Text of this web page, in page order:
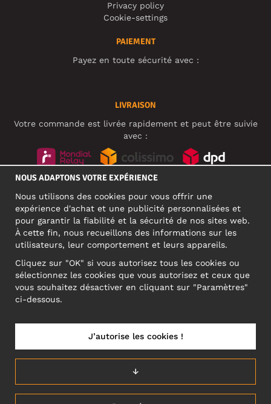
Privacy policy
Cookie-settings
PAIEMENT
Payez en toute sécurité avec :
LIVRAISON
Votre commande est livrée rapidement et peut être suivie
avec :
ADRESSE PROFESSIONNELLE
Narva mnt 5, EE-10117 Tallinn
Reg: 12356245
ATTENTION ! N'envoyez pas les retours de produits à cette
FRANCE/FRANÇAIS (FR)
NOUS ADAPTONS VOTRE EXPÉRIENCE
Nous utilisons des cookies pour vous offrir une
expérience d'achat et une publicité personnalisées et
pour garantir la fiabilité et la sécurité de nos sites web.
À cette fin, nous recueillons des informations sur les
utilisateurs, leur comportement et leurs appareils.
Cliquez sur "OK" si vous autorisez tous les cookies ou
sélectionnez les cookies que vous autorisez et ceux que
vous souhaitez désactiver en cliquant sur "Paramètres"
ci-dessous.
↓
J’autorise les cookies !